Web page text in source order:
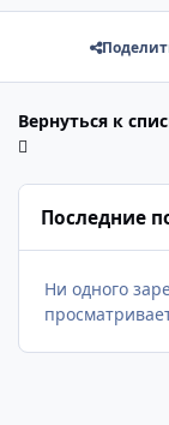
Вернуться к
Последние
Ни одного